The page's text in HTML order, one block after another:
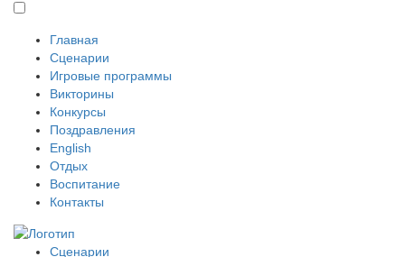
Главная
Сценарии
Игровые программы
Викторины
Конкурсы
Поздравления
English
Отдых
Воспитание
Контакты
Сценарии